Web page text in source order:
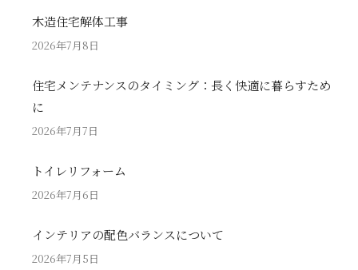
木造住宅解体工事
2026年7月8日
住宅メンテナンスのタイミング：長く快適に暮らすため
に
2026年7月7日
トイレリフォーム
2026年7月6日
インテリアの配色バランスについて
2026年7月5日